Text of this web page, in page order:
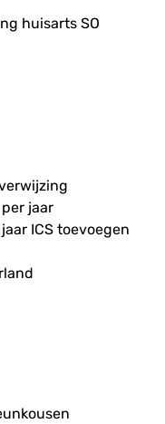
huisarts SO
jaar
ICS toevoegen